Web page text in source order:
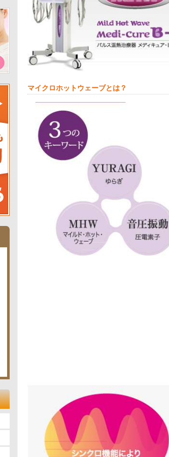
マイクロホットウェーブとは？